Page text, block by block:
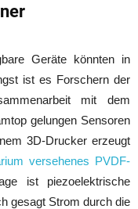
Geräte könnten in
ist es Forschern der
mit dem
gelungen Sensoren
3D-Drucker erzeugt
versehenes PVDF-
ist piezoelektrische
gesagt Strom durch die